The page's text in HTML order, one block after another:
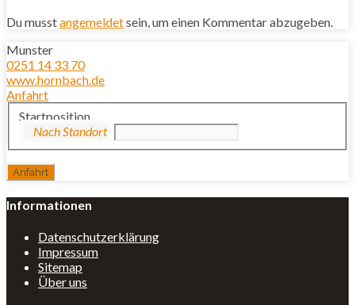
Du musstangemeldetsein, um einen Kommentar abzugeben.
Munster
0251 14 33 70
www.hornbach.de
Anfahrt
Startposition
Informationen
Datenschutzerklärung
Impressum
Sitemap
Über uns